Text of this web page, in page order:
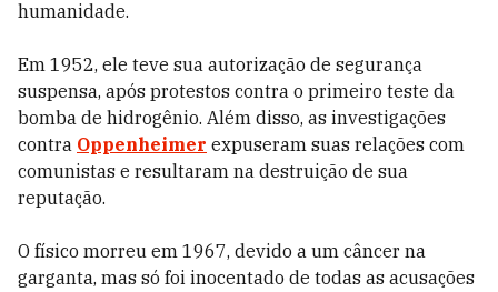
humanidade.
Em 1952, ele teve sua autorização de segurança
suspensa, após protestos contra o primeiro teste da
bomba de hidrogênio. Além disso, as investigações
contra Oppenheimer expuseram suas relações com
comunistas e resultaram na destruição de sua
reputação.
O físico morreu em 1967, devido a um câncer na
garganta, mas só foi inocentado de todas as acusações